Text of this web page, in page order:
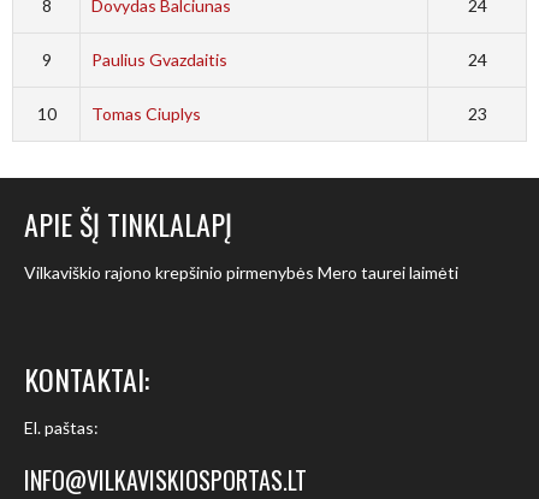
8 Dovydas Balciunas 24
9 Paulius Gvazdaitis 24
10 Tomas Ciuplys 23
APIE ŠĮ TINKLALAPĮ
Vilkaviškio rajono krepšinio pirmenybės Mero taurei laimėti
KONTAKTAI:
El. paštas:
INFO@VILKAVISKIOSPORTAS.LT